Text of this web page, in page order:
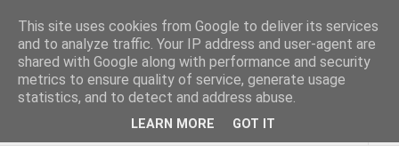
This site uses cookies from Google to deliver its services
and to analyze traffic. Your IP address and user-agent are
shared with Google along with performance and security
metrics to ensure quality of service, generate usage
statistics, and to detect and address abuse.
LEARN MORE GOT IT